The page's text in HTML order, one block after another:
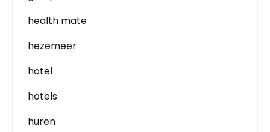
health mate
hezemeer
hotel
hotels
huren